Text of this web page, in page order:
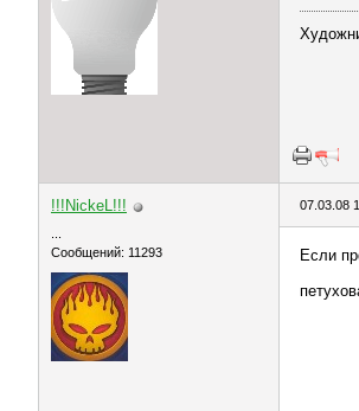
!!!NickeL!!!
Сообщений: 11293
07.03.08
Если